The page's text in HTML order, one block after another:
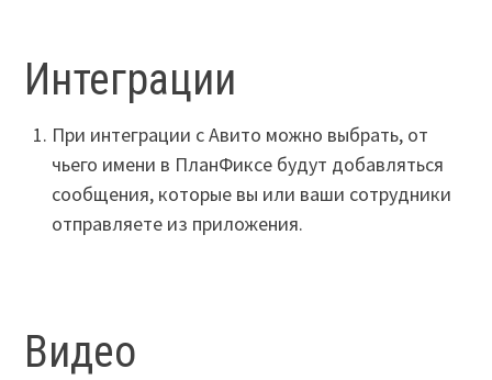
Интеграции
При интеграции с Авито можно выбрать, от
чьего имени в ПланФиксе будут добавляться
сообщения, которые вы или ваши сотрудники
отправляете из приложения.
Видео